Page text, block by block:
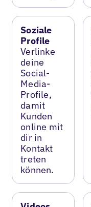
Soziale
Profile
Verlinke
deine
Social-
Media-
Profile,
damit
Kunden
online mit
dir in
Kontakt
treten
können.